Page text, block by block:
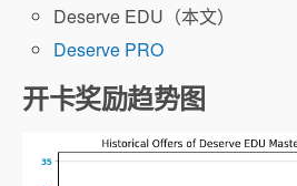
Deserve EDU（本文）
Deserve PRO
开卡奖励趋势图